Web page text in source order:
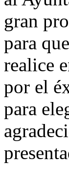
gran
para
realice
por el
para